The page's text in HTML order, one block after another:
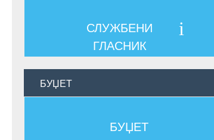
i
СЛУЖБЕНИ
ГЛАСНИК
БУЏЕТ
БУЏЕТ